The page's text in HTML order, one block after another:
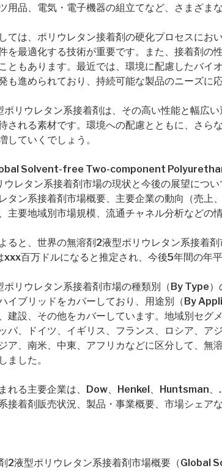
用品、電気・電子機器の組立てなど、さまざま
ては、ポリウレタン接着剤の硬化プロセスにお
を最適化する技術が重要です。また、接着剤の
ともあります。最近では、環境に配慮したバイ
も進められており、持続可能な製品のニーズに
ポリウレタン系接着剤は、その高い性能と幅広
される素材です。環境への配慮とともに、さら
していくでしょう。
Solvent-free Two-component
ウレタン系接着剤市場の現状と今後の展望につ
タン系接着剤市場概要、主要企業の動向（売上
主要地域別市場規模、流通チャネル分析などの
ると、世界の無溶剤2液型ポリウレタン系接着
百万ドルになると推定され、今後5年間の年
ポリウレタン系接着剤市場の種類別（By Type
イブリッドをカバーしており、用途別（By
建設、その他をカバーしています。地域別セグ
パ、ドイツ、イギリス、フランス、ロシア、ア
ア、南米、中東、アフリカなどに区分して、無
ました。
れる主要企業は、Dow、Henkel、Huntsman
接着剤販売状況、製品・事業概要、市場シェア
2液型ポリウレタン系接着剤市場概要（